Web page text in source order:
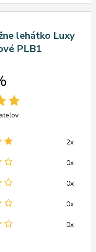
lehátko Luxy
PLB1
2x
0x
0x
0x
0x